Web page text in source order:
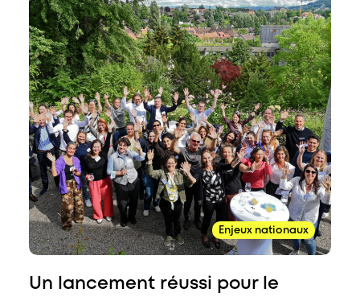
Un lancement réussi pour le
Enjeux nationaux